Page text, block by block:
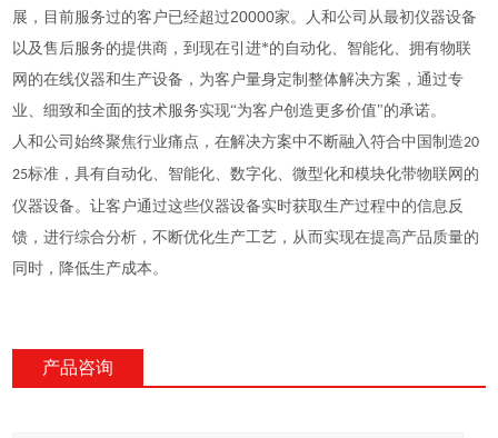
展，目前服务过的客户已经超过20000家。人和公司从最初仪器设备
以及售后服务的提供商，到现在引进*的自动化、智能化、拥有物联
网的在线仪器和生产设备，为客户量身定制整体解决方案，通过专
业、细致和全面的技术服务实现“为客户创造更多价值"的承诺。
人和公司始终聚焦行业痛点，在解决方案中不断融入符合中国制造20
25标准，具有自动化、智能化、数字化、微型化和模块化带物联网的
仪器设备。让客户通过这些仪器设备实时获取生产过程中的信息反
馈，进行综合分析，不断优化生产工艺，从而实现在提高产品质量的
同时，降低生产成本。
产品咨询